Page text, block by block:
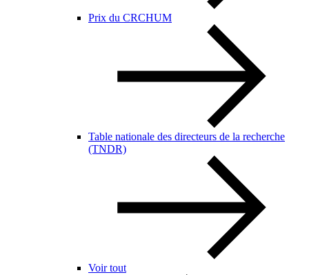
Prix du CRCHUM
Table nationale des directeurs de la recherche
(TNDR)
Voir tout